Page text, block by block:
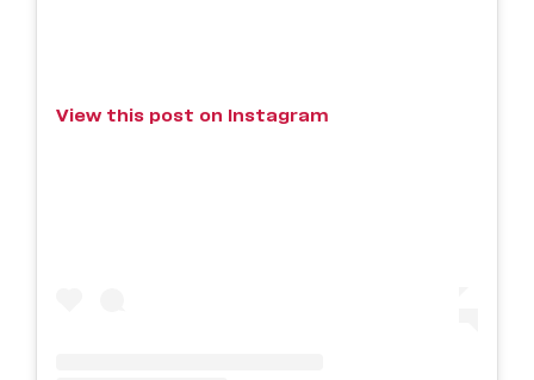
View this post on Instagram